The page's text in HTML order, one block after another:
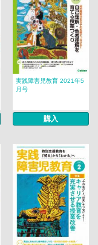
実践障害児教育 2021年5
月号
購入